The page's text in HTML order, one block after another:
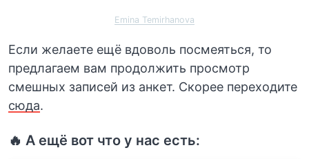
Emina Temirhanova
Если желаете ещё вдоволь посмеяться, то
предлагаем вам продолжить просмотр
смешных записей из анкет. Скорее переходите
сюда.
🔥 А ещё вот что у нас есть: